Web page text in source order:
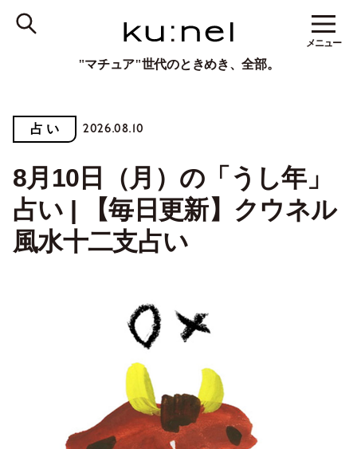
"マチュア"世代のときめき、全部。
メニュー
占 い 2026.08.10
8月10日（月）の「うし年」
占い | 【毎日更新】クウネル
風水十二支占い